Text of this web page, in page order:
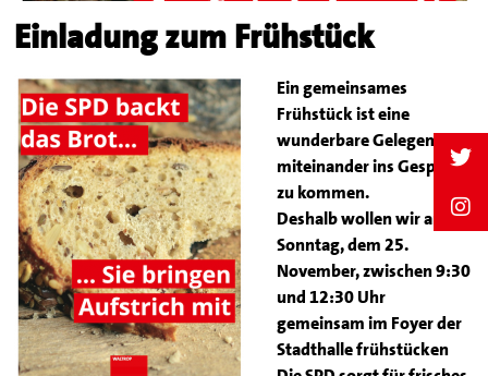
Einladung zum Frühstück
Ein gemeinsames
Frühstück ist eine
wunderbare Gelegenheit,
miteinander ins Gespräch
zu kommen.
Deshalb wollen wir am
Sonntag, dem 25.
November, zwischen 9:30
und 12:30 Uhr
gemeinsam im Foyer der
Stadthalle frühstücken